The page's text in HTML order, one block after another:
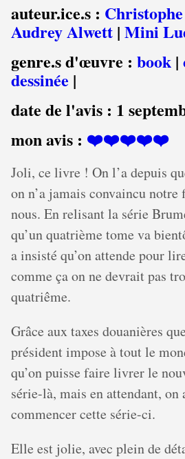
auteur.ice.s :
Audrey Alwett | Mini
genre.s d'œuvre : book |
dessinée |
date de l'avis : 1
mon avis : ❤️❤️❤️❤️❤️
Joli, ce livre ! On l’a depuis
on n’a jamais convaincu
nous. En relisant la série
qu’un quatrième tome va
a insisté qu’on attende pour
comme ça on ne devrait pas
quatriême.
Grâce aux taxes douanières
président impose à tout le
qu’on puisse faire livrer le
série-là, mais en attendant, on
commencer cette série-ci.
Elle est jolie, avec plein de